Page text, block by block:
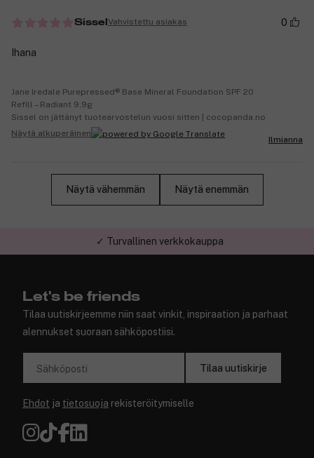
Sissel Vahvistettu asiakas 0
Ihana
Jane Iredale Purepressed® Base Mineral Foundation SPF 20
Refill – Radiant 9,9g
Sissel on jättänyt tuotearvostelun vuosi sitten | cocopanda.no
Näytä alkuperäinen
Ilmianna
Näytä vähemmän Näytä enemmän
✓ Turvallinen verkkokauppa
Let's be friends
Tilaa uutiskirjeemme niin saat vinkit, inspiraation ja parhaat
alennukset suoraan sähköpostiisi.
Sähköposti Tilaa uutiskirje
Ehdot ja tietosuoja rekisteröitymiselle